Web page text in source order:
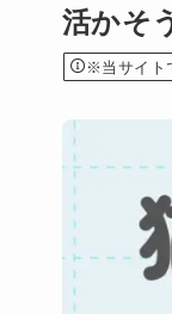
活かそ
※当サイト